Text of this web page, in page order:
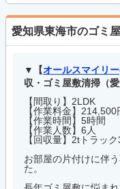
愛知県東海市のゴミ
【オールスマイリー
収・ゴミ屋敷清掃（
【間取り】2LDK
【作業料金】214,500
【作業時間】5時間
【作業人数】6人
【回収量】2tトラッ
お部屋の片付けに伴
た。